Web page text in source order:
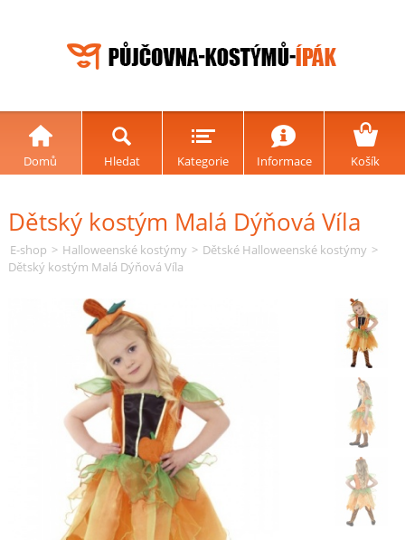
Domů Hledat Kategorie Informace Košík
Dětský kostým Malá Dýňová Víla
E-shop > Halloweenské kostýmy > Dětské Halloweenské kostýmy >
Dětský kostým Malá Dýňová Víla